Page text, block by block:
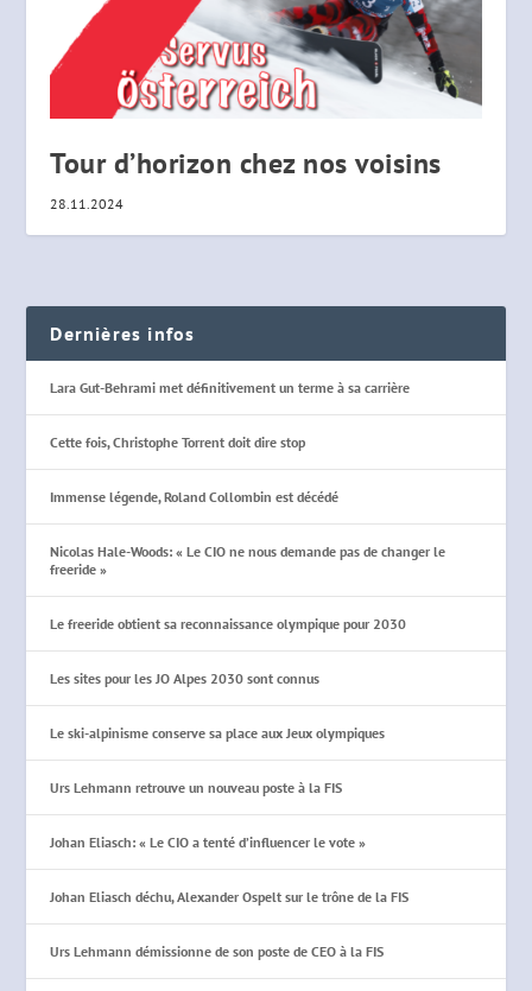
Tour d’horizon chez nos voisins
28.11.2024
Dernières infos
Lara Gut-Behrami met définitivement un terme à sa carrière
Cette fois, Christophe Torrent doit dire stop
Immense légende, Roland Collombin est décédé
Nicolas Hale-Woods: « Le CIO ne nous demande pas de changer le
freeride »
Le freeride obtient sa reconnaissance olympique pour 2030
Les sites pour les JO Alpes 2030 sont connus
Le ski-alpinisme conserve sa place aux Jeux olympiques
Urs Lehmann retrouve un nouveau poste à la FIS
Johan Eliasch: « Le CIO a tenté d’influencer le vote »
Johan Eliasch déchu, Alexander Ospelt sur le trône de la FIS
Urs Lehmann démissionne de son poste de CEO à la FIS